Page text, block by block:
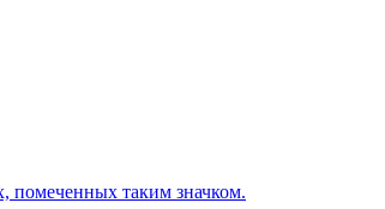
помеченных таким значком.